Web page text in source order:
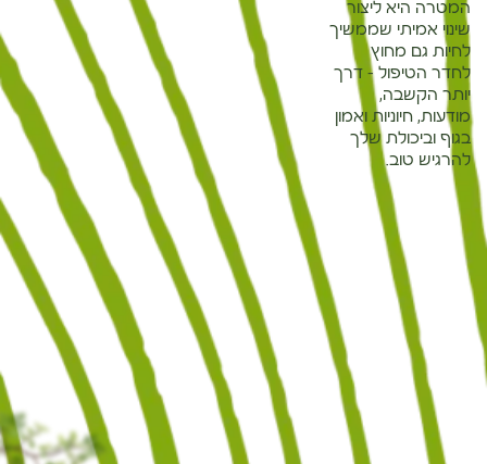
המטרה היא ליצור
שינוי אמיתי שממשיך
לחיות גם מחוץ
לחדר הטיפול – דרך
יותר הקשבה,
מודעות, חיוניות ואמון
בגוף וביכולת שלך
להרגיש טוב.